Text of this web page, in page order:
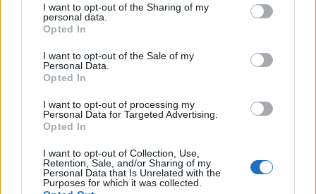
not limited to your visit or usage behaviour. You may click to
grant or deny consent to Google and its third-party tags to
use your data for below specified purposes in below Google
consent section.
I want to opt-out of the Sharing of my
personal data.
Opted In
I want to opt-out of the Sale of my
Personal Data.
Opted In
I want to opt-out of processing my
Personal Data for Targeted Advertising.
Opted In
I want to opt-out of Collection, Use,
Retention, Sale, and/or Sharing of my
Personal Data that Is Unrelated with the
Purposes for which it was collected.
parte, le autorità iraniane vogliono garanzie
concrete per il rilascio dei fondi e la rimozione
progressiva delle sanzioni.
Lo sviluppo di queste vicende sarà determinante
per la stabilità energetica globale, per la sicurezza
delle rotte marittime nel Golfo e per le prospettive